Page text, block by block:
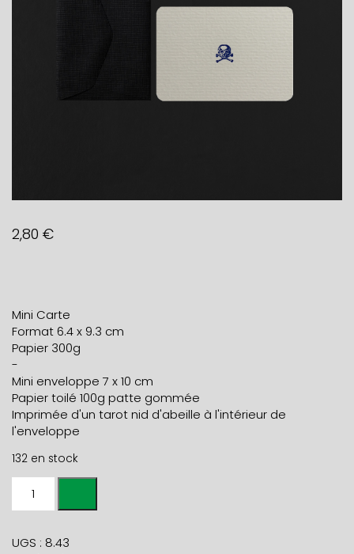
2,80 €
Mini Carte
Format 6.4 x 9.3 cm
Papier 300g
-
Mini enveloppe 7 x 10 cm
Papier toilé 100g patte gommée
Imprimée d'un tarot nid d'abeille à l'intérieur de
l'enveloppe
132 en stock
UGS : 8.43